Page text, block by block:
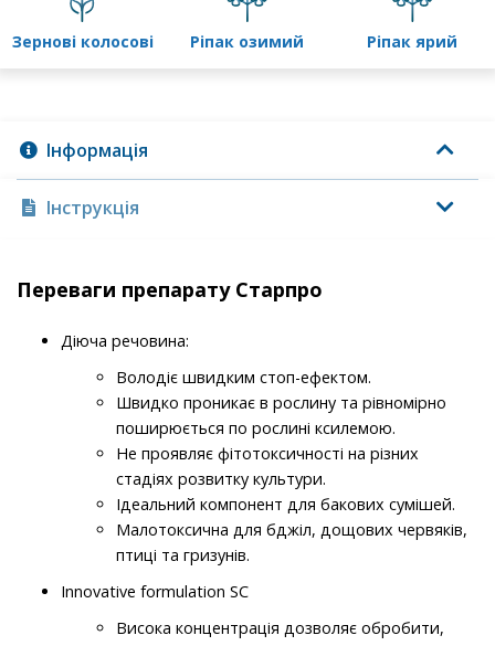
зернові колосові ріпак озимий ріпак ярий
Інформація
Інструкція
Переваги препарату Старпро
Діюча речовина:
Володіє швидким стоп-ефектом.
Швидко проникає в рослину та рівномірно
поширюється по рослині ксилемою.
Не проявляє фітотоксичності на різних
стадіях розвитку культури.
Ідеальний компонент для бакових сумішей.
Малотоксична для бджіл, дощових червяків,
птиці та гризунів.
Innovative formulation SC
Висока концентрація дозволяє обробити,